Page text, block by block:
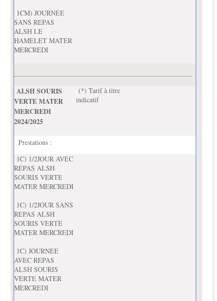
1CM) JOURNEE
SANS REPAS
ALSH LE
HAMELET MATER
MERCREDI
ALSH SOURIS
VERTE MATER
MERCREDI
2024/2025
(*) Tarif à titre
indicatif
Prestations :
1C) 1/2JOUR AVEC
REPAS ALSH
SOURIS VERTE
MATER MERCREDI
1C) 1/2JOUR SANS
REPAS ALSH
SOURIS VERTE
MATER MERCREDI
1C) JOURNEE
AVEC REPAS
ALSH SOURIS
VERTE MATER
MERCREDI